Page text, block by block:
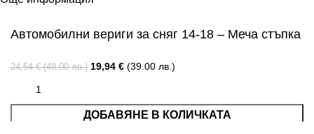
Автомобилни вериги за сняг 14-18 – Меча стъпка
24,54€ (48.00 лв.) 19,94 € (39.00 лв.)
ДОБАВЯНЕ В КОЛИЧКАТА